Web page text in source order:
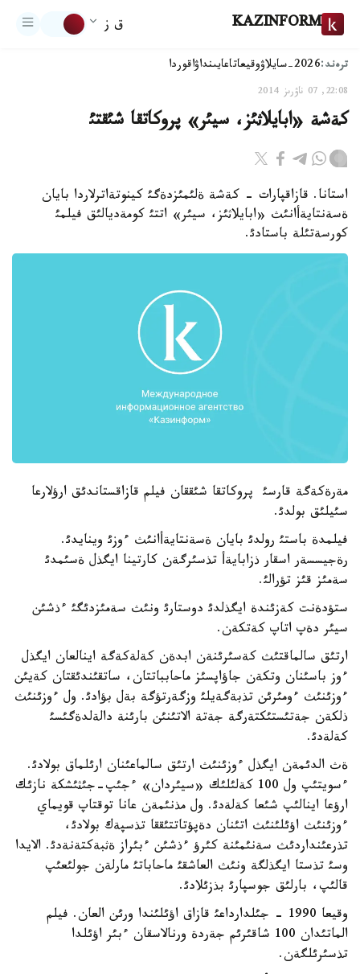
KAZINFORM ق ز
ترەند:2026-سايلاۋ وقيعاتاعايىنداۋاقوردا
22:08, 07 ناۋرىز 2014
كةشة «ابايلاثئز، سيئر» پروكاتقا شئقتئ
استانا. قازاقپارات - كةشة ةلئمئزدةگئ كينوتةاترلاردا بايان
ةسةنتايةأانئث «ابايلاثئز، سيئر» اتتئ كومةديالئق فيلمئ
كورسةتئلة باستادئ.
مةرةكةگة قارسئ پروكاتقا شئققان فيلم قازاقستاندئق ارؤلارعا
سئيلئق بولدئ.
فيلمدة باستئ رولدئ بايان ةسةنتايةأانئث ءوزئ وينايدئ.
رةجيسسةر اسقار ذزابايةأ تذسئرگةن كارتينا ايگذل ةسئمدئ
سةمئز قئز تؤرالئ.
ستؤدةنت كةزئندة ايگذلدئ دوستارئ ونئث سةمئزدئگئ ءذشئن
سيئر دةپ اتاپ كةتكةن.
ارتئق سالماقتئث كةسئرئنةن ابدةن كةلةكةگة اينالعان ايگذل
ءوز باسئنان وتكةن جاؤاپسئز ماحابباتتان، ساتقئندئقتان كةيئن
ءوزئنئث ءومئرئن تذبةگةيلئ وزگةرتؤگة بةل بؤادئ. ول ءوزئنئث
ذلكةن جةتئستئكتةرگة جةتة الاتئنئن بارئنة دالةلدةگئسئ
كةلةدئ.
ةث الدئمةن ايگذل ءوزئنئث ارتئق سالماعئنان ارئلماق بولادئ.
ءسويتئپ ول 100 كةلئلئك «سيئردان» ءجئپ-جئثئشكة نازئك
ارؤعا اينالئپ شئعا كةلةدئ. ول مذنئمةن عانا توقتاپ قويماي
ءوزئنئث اؤئلئنئث اتئنان دةپؤتاتتئققا تذسپةك بولادئ،
تذرعئنداردئث سةنئمئنة كئرؤ ءذشئن ءبئراز ةثبةكتةنةدئ. الايدا
وسئ تذستا ايگذلگة ونئث العاشقئ ماحاباتئ مارلةن جولئعئپ
قالئپ، بارلئق جوسپارئ بذزئلادئ.
وقيعا 1990 - جئلدارداعئ قازاق اؤئلئندا ورئن العان. فيلم
الماتئدان 100 شاقئرئم جةردة ورنالاسقان ءبئر اؤئلدا
تذسئرئلگةن.